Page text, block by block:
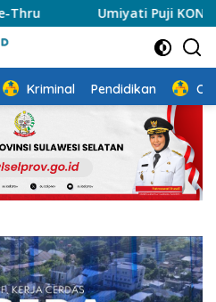
Umiyati Puji KONI Makassar
Kriminal Pendidikan